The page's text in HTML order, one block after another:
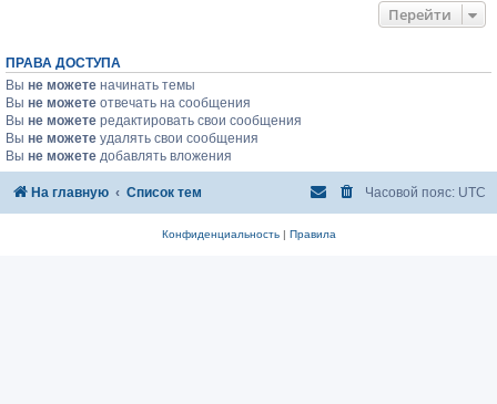
Перейти
ПРАВА ДОСТУПА
Вы не можете начинать темы
Вы не можете отвечать на сообщения
Вы не можете редактировать свои сообщения
Вы не можете удалять свои сообщения
Вы не можете добавлять вложения
На главную Список тем Часовой пояс: UTC
Конфиденциальность| Правила